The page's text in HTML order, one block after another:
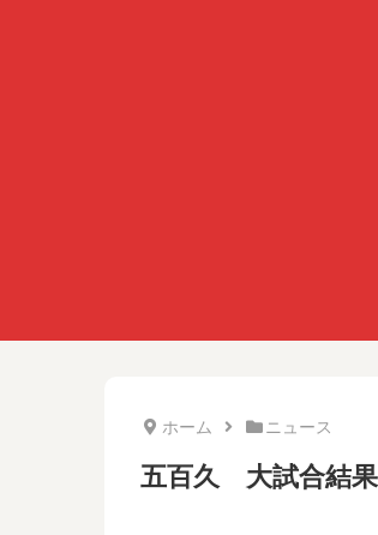
ホーム ニュース
五百久 大試合結果